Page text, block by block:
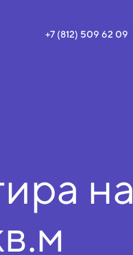
+7 (812) 509 62 09
на